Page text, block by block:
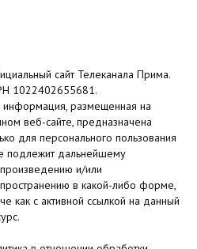
сайт Телеканала Прима.
1022402655681.
информация, размещенная на
веб-сайте, предназначена
для персонального пользования
подлежит дальнейшему
и/или
в какой-либо форме,
как с активной ссылкой на данный